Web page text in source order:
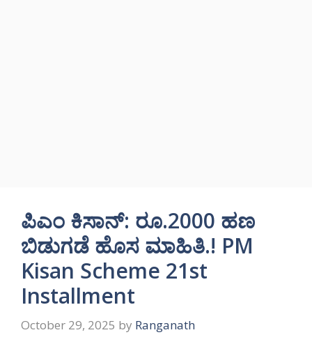
ಪಿಎಂ ಕಿಸಾನ್: ರೂ.2000 ಹಣ
ಬಿಡುಗಡೆ ಹೊಸ ಮಾಹಿತಿ.! PM
Kisan Scheme 21st
Installment
October 29, 2025 by Ranganath